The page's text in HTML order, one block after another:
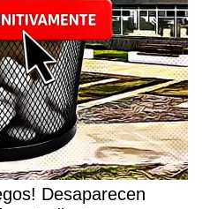
Desaparecen